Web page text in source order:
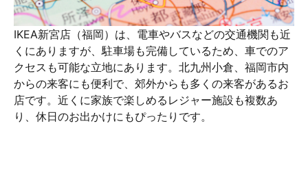
IKEA新宮店（福岡）は、電車やバスなどの交通機関も近
くにありますが、駐車場も完備しているため、車でのア
クセスも可能な立地にあります。北九州小倉、福岡市内
からの来客にも便利で、郊外からも多くの来客があるお
店です。近くに家族で楽しめるレジャー施設も複数あ
り、休日のお出かけにもぴったりです。